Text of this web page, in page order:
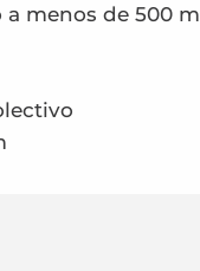
menos de 500 m